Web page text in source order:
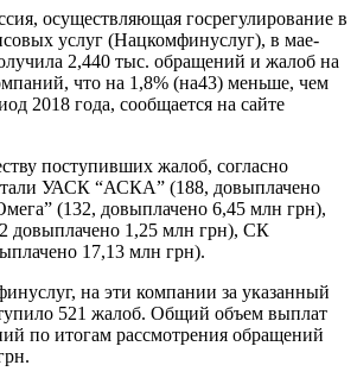
осуществляющая госрегулирование в
услуг (Нацкомфинуслуг), в мае-
2,440 тыс. обращений и жалоб на
что на 1,8% (на43) меньше, чем
2018 года, сообщается на сайте
поступивших жалоб, согласно
УАСК “АСКА” (188, довыплачено
(132, довыплачено 6,45 млн грн),
довыплачено 1,25 млн грн), СК
17,13 млн грн).
на эти компании за указанный
521 жалоб. Общий объем выплат
по итогам рассмотрения обращений